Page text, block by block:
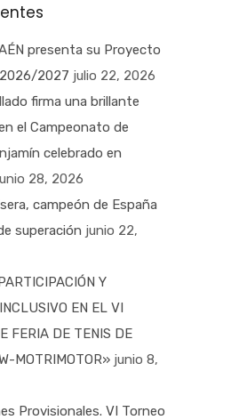
presenta su Proyecto
2027 julio 22, 2026
firma una brillante
el Campeonato de
celebrado en
28, 2026
campeón de España
superación junio 22,
Y
EN EL VI
FERIA DE TENIS DE
MOTRIMOTOR» junio 8,
Provisionales. VI Torneo